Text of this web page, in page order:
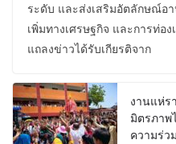
ระดับ และส่งเสริมอัตลักษณ์อ
เพิ่มทางเศรษฐกิจ และการท่อ
แถลงข่าวได้รับเกียรติจาก
งานแห่ร
มิตรภาพ
ความร่ว